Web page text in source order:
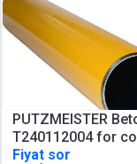
PUTZMEISTER
Fiyat sor